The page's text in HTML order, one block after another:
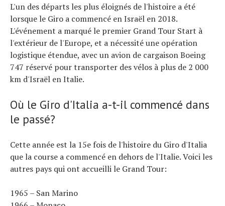
L'un des départs les plus éloignés de l'histoire a été
lorsque le Giro a commencé en Israël en 2018.
L'événement a marqué le premier Grand Tour Start à
l'extérieur de l'Europe, et a nécessité une opération
logistique étendue, avec un avion de cargaison Boeing
747 réservé pour transporter des vélos à plus de 2 000
km d'Israël en Italie.
Où le Giro d'Italia a-t-il commencé dans
le passé?
Cette année est la 15e fois de l'histoire du Giro d'Italia
que la course a commencé en dehors de l'Italie. Voici les
autres pays qui ont accueilli le Grand Tour:
1965 – San Marino